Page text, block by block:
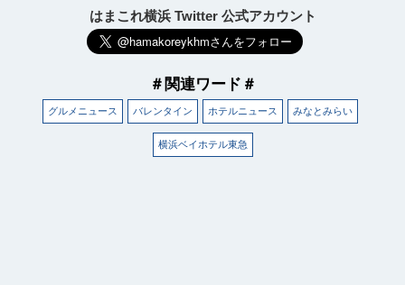
はまこれ横浜 Twitter 公式アカウント
＃関連ワード＃
グルメニュース バレンタイン ホテルニュース みなとみらい
横浜ベイホテル東急